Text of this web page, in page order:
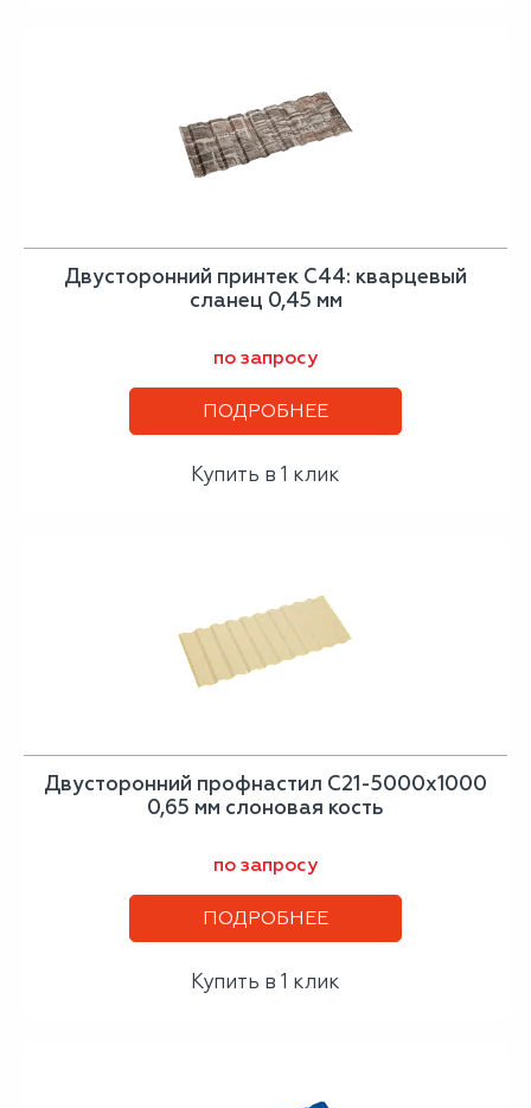
Двусторонний принтек С44: кварцевый
сланец 0,45 мм
по запросу
ПОДРОБНЕЕ
Купить в 1 клик
Двусторонний профнастил С21-5000х1000
0,65 мм слоновая кость
по запросу
ПОДРОБНЕЕ
Купить в 1 клик